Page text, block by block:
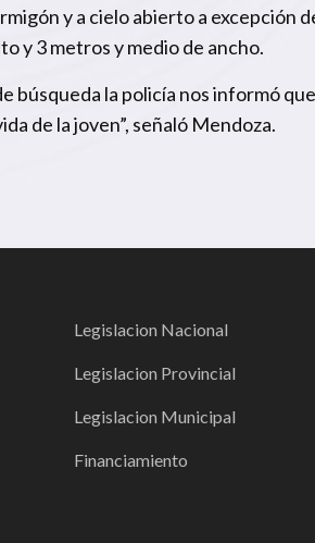
y a cielo abierto a excepción
y 3 metros y medio de ancho.
búsqueda la policía nos informó
de la joven”, señaló Mendoza.
Legislacion Nacional
Legislacion Provincial
Legislacion Municipal
Financiamiento